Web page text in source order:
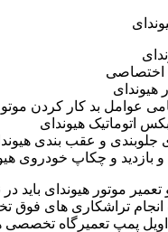
اختصاصی
هیوندای
عوامل بد کار کردن
اتوماتیک هیوندای
جلوبندی و عقب بندی
و چکاپ خودروی
موتور هیوندای باید
انجام تراشکاری های